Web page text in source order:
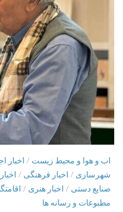
اب و هوا و محیط زیست / اخبار
شهرسازی / اخبار فرهنگی /
صنایع دستی / اخبار هنری /
مطبوعات و رسانه ها